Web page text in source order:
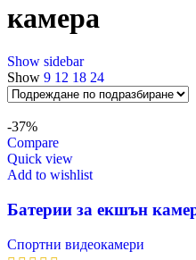
камера
Show sidebar
Show 9 12 18 24
-37%
Compare
Quick view
Add to wishlist
Батерии за екшън
Спортни видеокамери